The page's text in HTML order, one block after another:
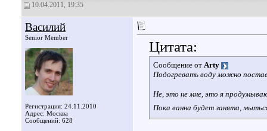
10.04.2011, 19:35
Василий
Senior Member
Регистрация: 24.11.2010
Адрес: Москва
Сообщений: 628
Цитата:
Сообщение от Arty
Подогревать воду можно
Не, это не мне, это я
Пока ванна будет занята,